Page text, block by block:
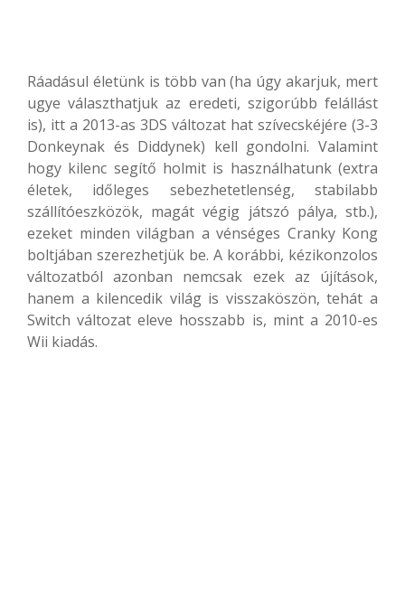
Ráadásul életünk is több van (ha úgy akarjuk, mert
ugye választhatjuk az eredeti, szigorúbb felállást
is), itt a 2013-as 3DS változat hat szívecskéjére (3-3
Donkeynak és Diddynek) kell gondolni. Valamint
hogy kilenc segítő holmit is használhatunk (extra
életek, időleges sebezhetetlenség, stabilabb
szállítóeszközök, magát végig játszó pálya, stb.),
ezeket minden világban a vénséges Cranky Kong
boltjában szerezhetjük be. A korábbi, kézikonzolos
változatból azonban nemcsak ezek az újítások,
hanem a kilencedik világ is visszaköszön, tehát a
Switch változat eleve hosszabb is, mint a 2010-es
Wii kiadás.